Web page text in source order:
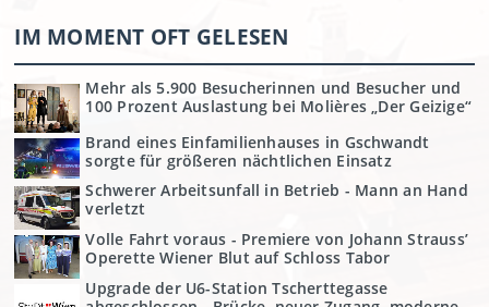
IM MOMENT OFT GELESEN
Mehr als 5.900 Besucherinnen und Besucher und
100 Prozent Auslastung bei Molières „Der Geizige“
Brand eines Einfamilienhauses in Gschwandt
sorgte für größeren nächtlichen Einsatz
Schwerer Arbeitsunfall in Betrieb - Mann an Hand
verletzt
Volle Fahrt voraus - Premiere von Johann Strauss’
Operette Wiener Blut auf Schloss Tabor
Upgrade der U6-Station Tscherttegasse